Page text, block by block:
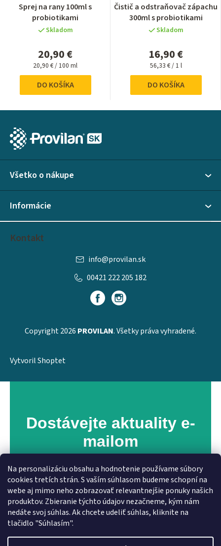
Na personalizáciu obsahu a hodnotenie používame súbory
cookies tretích strán. S vaším súhlasom budeme schopní na
webe aj mimo neho zobrazovať relevantnejšie ponuky našich
produktov. Zbieranie týchto údajov nezačneme, kým nám
nedáte svoj súhlas. Ak chcete udeliť súhlas, kliknite na
tlačidlo "Súhlasím".
Sprej na rany 100ml s
probiotikami
Skladom
20,90 €
Jednotková
cena:
20,90 € / 100 ml
DO KOŠÍKA
Čistič a odstraňovač zápachu
300ml s probiotikami
Skladom
16,90 €
Jednotková
cena:
56,33 € / 1 l
DO KOŠÍKA
ä
i
Všetko o nákupe
Informácie
Kontakt
info@provilan.sk
00421 222 205 182
Vytvoril Shoptet
Copyright 2026 PROVILAN. Všetky práva vyhradené.
Dostávejte aktuality e-
mailom
pravidelný prehľad o novinkách a špeciálnych
ponukách!